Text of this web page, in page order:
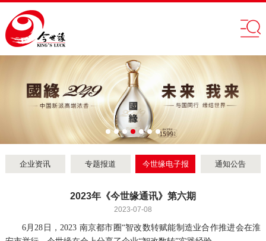
企业资讯 专题报道 今世缘电子报 通知公告
2023年《今世缘通讯》第六期
2023-07-08
6月28日，2023 南京都市圈“智改数转赋能制造业合作推进会在淮